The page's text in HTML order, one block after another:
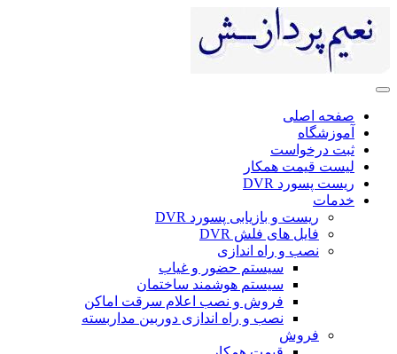
صفحه اصلی
آموزشگاه
ثبت درخواست
لیست قیمت همکار
ریست پسورد DVR
خدمات
ریست و بازیابی پسورد DVR
فایل های فلش DVR
نصب و راه اندازی
سیستم حضور و غیاب
سیستم هوشمند ساختمان
فروش و نصب اعلام سرقت اماکن
نصب و راه اندازی دوربین مداربسته
فروش